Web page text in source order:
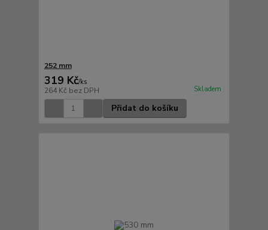
252 mm
319 Kč/ks
264 Kč bez DPH Skladem
Přidat do košíku